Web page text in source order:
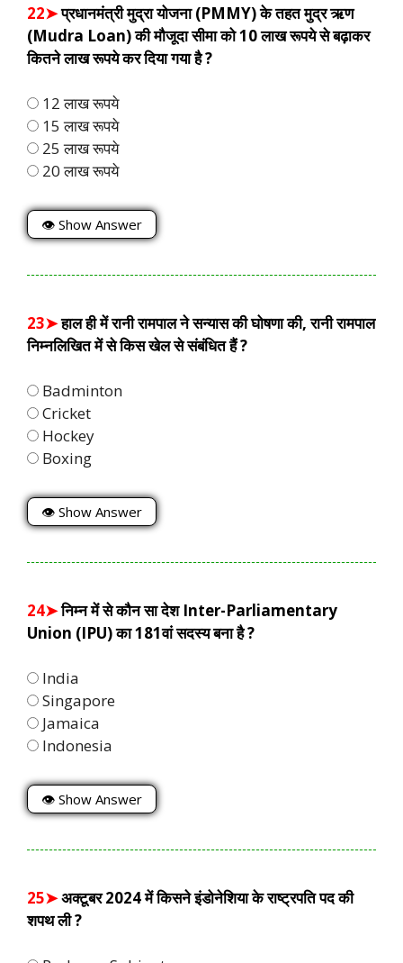
22➤प्रधानमंत्री मुद्रा योजना (PMMY) के तहत मुद्र ऋण
(Mudra Loan) की मौजूदा सीमा को 10 लाख रूपये से बढ़ाकर
कितने लाख रूपये कर दिया गया है ?
12 लाख रूपये
15 लाख रूपये
25 लाख रूपये
20 लाख रूपये
👁 Show Answer
23➤हाल ही में रानी रामपाल ने सन्यास की घोषणा की, रानी रामपाल
निम्नलिखित में से किस खेल से संबंधित हैं ?
Badminton
Cricket
Hockey
Boxing
👁 Show Answer
24➤निम्न में से कौन सा देश Inter-Parliamentary
Union (IPU) का 181वां सदस्य बना है ?
India
Singapore
Jamaica
Indonesia
👁 Show Answer
25➤अक्टूबर 2024 में किसने इंडोनेशिया के राष्ट्रपति पद की
शपथ ली ?